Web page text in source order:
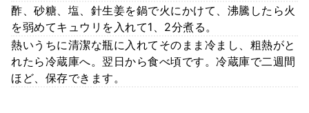
酢、砂糖、塩、針生姜を鍋で火にかけて、沸騰したら火
を弱めてキュウリを入れて1、2分煮る。
熱いうちに清潔な瓶に入れてそのまま冷まし、粗熱がと
れたら冷蔵庫へ。翌日から食べ頃です。冷蔵庫で二週間
ほど、保存できます。